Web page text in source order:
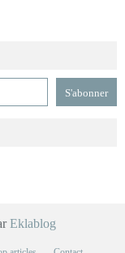
Eklablog